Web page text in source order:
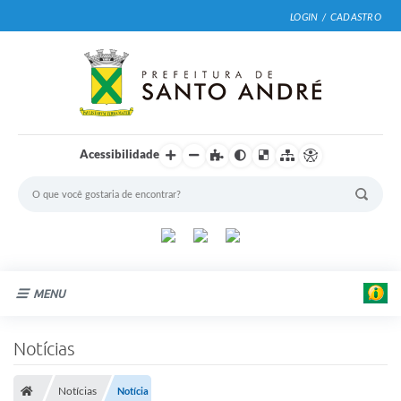
LOGIN / CADASTRO
Acessibilidade
MENU
Notícias
Notícias Notícia